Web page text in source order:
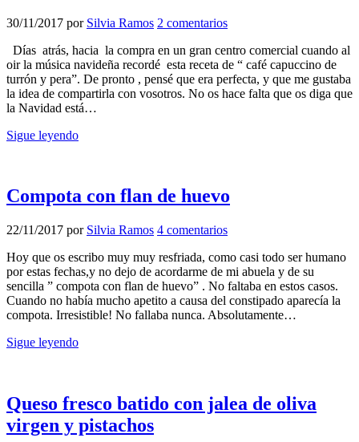
30/11/2017 por Silvia Ramos 2 comentarios
Días atrás, hacia la compra en un gran centro comercial cuando al
oir la música navideña recordé esta receta de “ café capuccino de
turrón y pera”. De pronto , pensé que era perfecta, y que me gustaba
la idea de compartirla con vosotros. No os hace falta que os diga que
la Navidad está…
Sigue leyendo
Compota con flan de huevo
22/11/2017 por Silvia Ramos 4 comentarios
Hoy que os escribo muy muy resfriada, como casi todo ser humano
por estas fechas,y no dejo de acordarme de mi abuela y de su
sencilla ” compota con flan de huevo” . No faltaba en estos casos.
Cuando no había mucho apetito a causa del constipado aparecía la
compota. Irresistible! No fallaba nunca. Absolutamente…
Sigue leyendo
Queso fresco batido con jalea de oliva
virgen y pistachos